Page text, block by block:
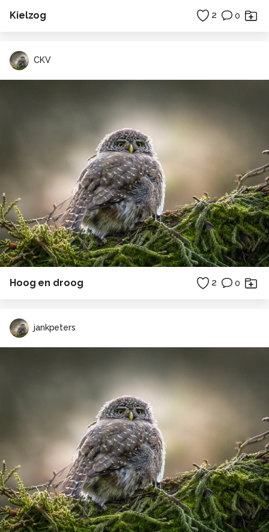
Kielzog 2 0
CKV
Hoog en droog 2 0
jankpeters